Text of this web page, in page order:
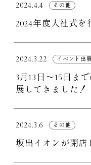
2024.4.4 その他
2024年度入社式を
2024.3.22 イベント出
3月13日～15日ま
展してきました！
2024.3.6 その他
坂出イオンが閉店